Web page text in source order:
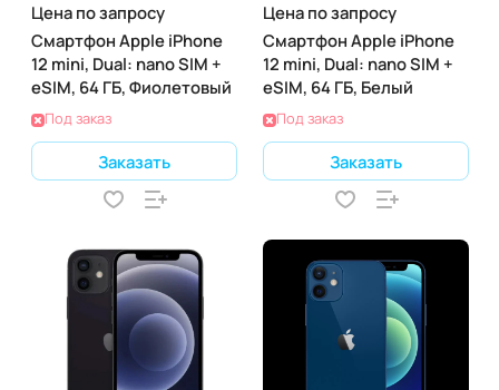
Цена по запросу
Смартфон Apple iPhone
12 mini, Dual: nano SIM +
eSIM, 64 ГБ, Фиолетовый
Под заказ
Заказать
Цена по запросу
Смартфон Apple iPhone
12 mini, Dual: nano SIM +
eSIM, 64 ГБ, Белый
Под заказ
Заказать